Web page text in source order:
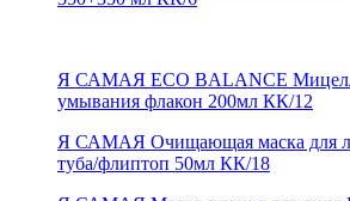
Я САМАЯ ECO BALANCE
умывания флакон 200мл КК/12
Я САМАЯ Очищающая маска для
туба/флиптоп 50мл КК/18